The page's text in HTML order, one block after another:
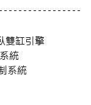
雙缸引擎
統
系統